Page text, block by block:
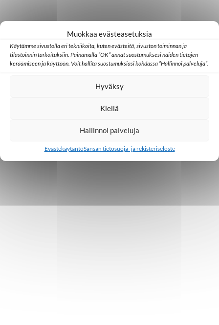
Muokkaa evästeasetuksia
Käytämme sivustolla eri tekniikoita, kuten evästeitä, sivuston toiminnan ja
tilastoinnin tarkoituksiin. Painamalla ”OK” annat suostumuksesi näiden tietojen
keräämiseen ja käyttöön. Voit hallita suostumuksiasi kohdassa ”Hallinnoi palveluja”.
Hyväksy
Kiellä
Hallinnoi palveluja
EvästekäytäntöSansan tietosuoja- ja rekisteriseloste